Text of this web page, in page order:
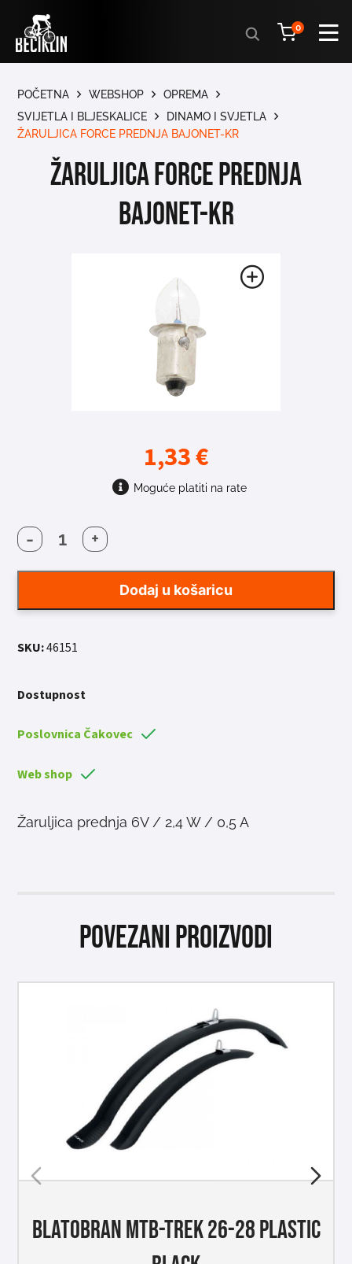
Products
search
0
POČETNA WEBSHOP
OPREMA
SVIJETLA I BLJESKALICE
DINAMO I SVJETLA
ŽARULJICA FORCE PREDNJA BAJONET-KR
ŽARULJICA FORCE PREDNJA
BAJONET-KR
1,33€
Moguće platiti na rate
-
ŽARULJICA
PREDNJA
KR
+
Dodaj u košaricu
SKU:46151
Dostupnost
Poslovnica Čakovec
Web shop
Žaruljica prednja 6V / 2,4 W / 0,5 A
Povezani proizvodi
BLATOBRAN MTB-TREK 26-28 PLASTIC